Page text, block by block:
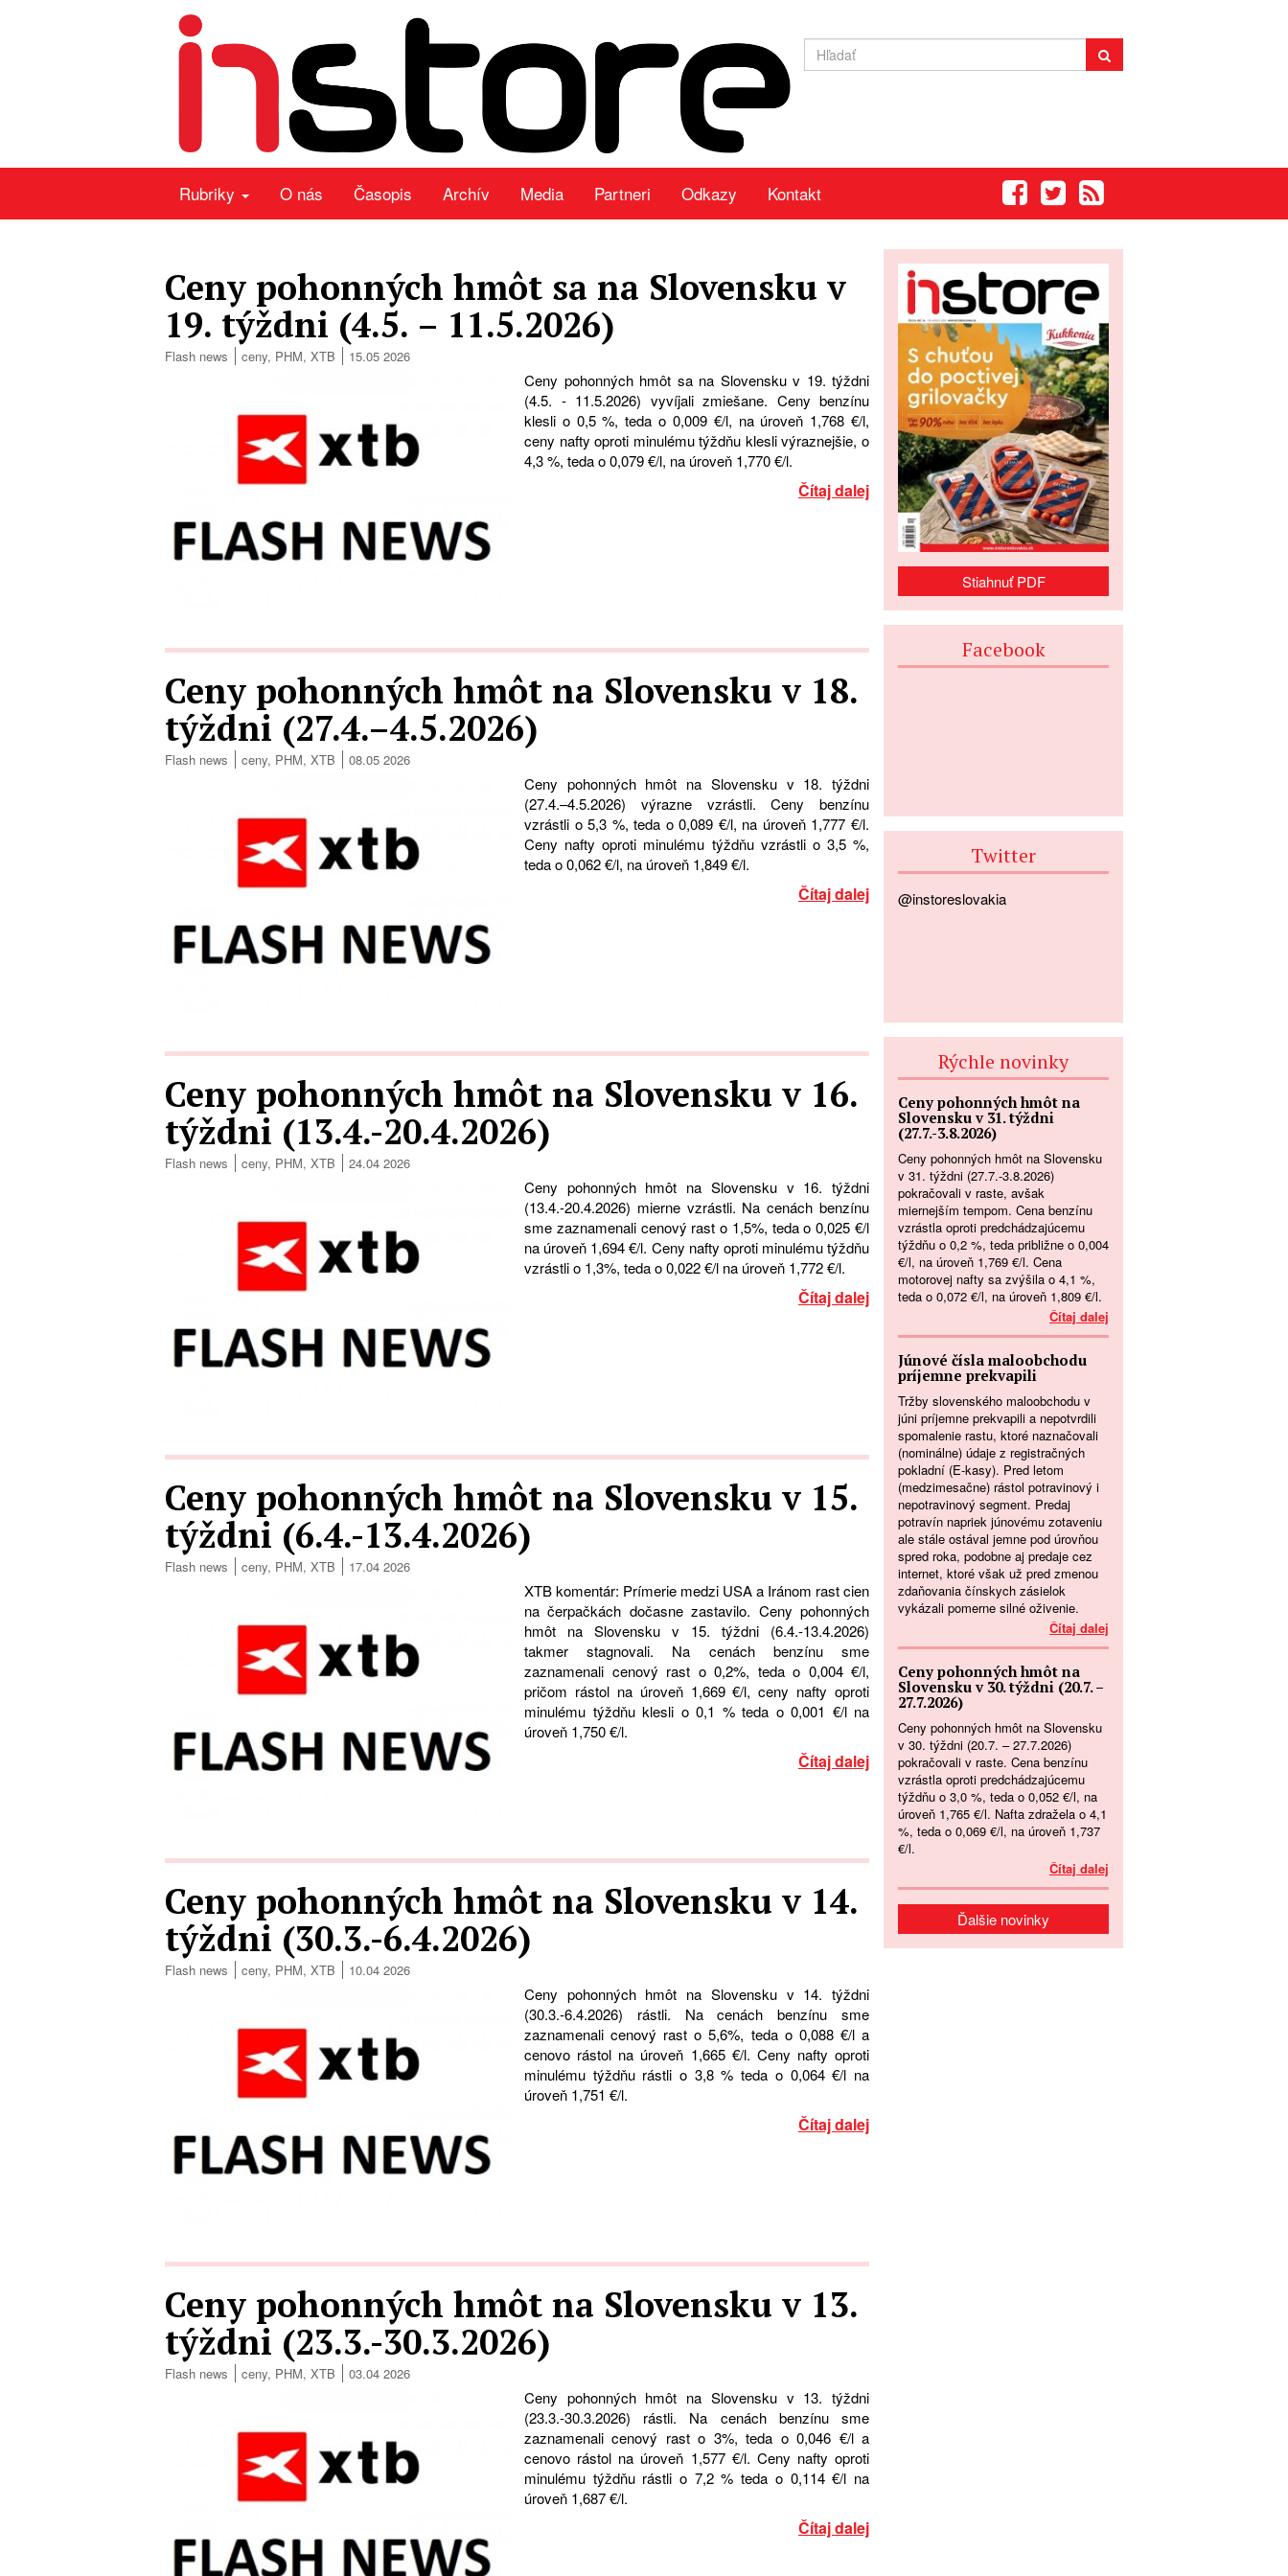
Rubriky O nás Časopis Archív Media Partneri Odkazy Kontakt
Ceny pohonných hmôt sa na Slovensku v
19. týždni (4.5. – 11.5.2026)
Flash news ceny, PHM, XTB 15.05 2026
Ceny pohonných hmôt sa na Slovensku v 19. týždni
(4.5. - 11.5.2026) vyvíjali zmiešane. Ceny benzínu
klesli o 0,5 %, teda o 0,009 €/l, na úroveň 1,768 €/l,
ceny nafty oproti minulému týždňu klesli výraznejšie, o
4,3 %, teda o 0,079 €/l, na úroveň 1,770 €/l.
Čítaj dalej
Ceny pohonných hmôt na Slovensku v 18.
týždni (27.4.–4.5.2026)
Flash news ceny, PHM, XTB 08.05 2026
Ceny pohonných hmôt na Slovensku v 18. týždni
(27.4.–4.5.2026) výrazne vzrástli. Ceny benzínu
vzrástli o 5,3 %, teda o 0,089 €/l, na úroveň 1,777 €/l.
Ceny nafty oproti minulému týždňu vzrástli o 3,5 %,
teda o 0,062 €/l, na úroveň 1,849 €/l.
Čítaj dalej
Ceny pohonných hmôt na Slovensku v 16.
týždni (13.4.-20.4.2026)
Flash news ceny, PHM, XTB 24.04 2026
Ceny pohonných hmôt na Slovensku v 16. týždni
(13.4.-20.4.2026) mierne vzrástli. Na cenách benzínu
sme zaznamenali cenový rast o 1,5%, teda o 0,025 €/l
na úroveň 1,694 €/l. Ceny nafty oproti minulému týždňu
vzrástli o 1,3%, teda o 0,022 €/l na úroveň 1,772 €/l.
Čítaj dalej
Ceny pohonných hmôt na Slovensku v 15.
týždni (6.4.-13.4.2026)
Flash news ceny, PHM, XTB 17.04 2026
XTB komentár: Prímerie medzi USA a Iránom rast cien
na čerpačkách dočasne zastavilo. Ceny pohonných
hmôt na Slovensku v 15. týždni (6.4.-13.4.2026)
takmer stagnovali. Na cenách benzínu sme
zaznamenali cenový rast o 0,2%, teda o 0,004 €/l,
pričom rástol na úroveň 1,669 €/l, ceny nafty oproti
minulému týždňu klesli o 0,1 % teda o 0,001 €/l na
úroveň 1,750 €/l.
Čítaj dalej
Ceny pohonných hmôt na Slovensku v 14.
týždni (30.3.-6.4.2026)
Flash news ceny, PHM, XTB 10.04 2026
Ceny pohonných hmôt na Slovensku v 14. týždni
(30.3.-6.4.2026) rástli. Na cenách benzínu sme
zaznamenali cenový rast o 5,6%, teda o 0,088 €/l a
cenovo rástol na úroveň 1,665 €/l. Ceny nafty oproti
minulému týždňu rástli o 3,8 % teda o 0,064 €/l na
úroveň 1,751 €/l.
Čítaj dalej
Ceny pohonných hmôt na Slovensku v 13.
týždni (23.3.-30.3.2026)
Flash news ceny, PHM, XTB 03.04 2026
Ceny pohonných hmôt na Slovensku v 13. týždni
(23.3.-30.3.2026) rástli. Na cenách benzínu sme
zaznamenali cenový rast o 3%, teda o 0,046 €/l a
cenovo rástol na úroveň 1,577 €/l. Ceny nafty oproti
minulému týždňu rástli o 7,2 % teda o 0,114 €/l na
úroveň 1,687 €/l.
Čítaj dalej
Stiahnuť PDF
Facebook
Twitter
@instoreslovakia
Rýchle novinky
Ceny pohonných hmôt na
Slovensku v 31. týždni
(27.7.-3.8.2026)
Ceny pohonných hmôt na Slovensku
v 31. týždni (27.7.-3.8.2026)
pokračovali v raste, avšak
miernejším tempom. Cena benzínu
vzrástla oproti predchádzajúcemu
týždňu o 0,2 %, teda približne o 0,004
€/l, na úroveň 1,769 €/l. Cena
motorovej nafty sa zvýšila o 4,1 %,
teda o 0,072 €/l, na úroveň 1,809 €/l.
Čítaj dalej
Júnové čísla maloobchodu
príjemne prekvapili
Tržby slovenského maloobchodu v
júni príjemne prekvapili a nepotvrdili
spomalenie rastu, ktoré naznačovali
(nominálne) údaje z registračných
pokladní (E-kasy). Pred letom
(medzimesačne) rástol potravinový i
nepotravinový segment. Predaj
potravín napriek júnovému zotaveniu
ale stále ostával jemne pod úrovňou
spred roka, podobne aj predaje cez
internet, ktoré však už pred zmenou
zdaňovania čínskych zásielok
vykázali pomerne silné oživenie.
Čítaj dalej
Ceny pohonných hmôt na
Slovensku v 30. týždni (20.7. –
27.7.2026)
Ceny pohonných hmôt na Slovensku
v 30. týždni (20.7. – 27.7.2026)
pokračovali v raste. Cena benzínu
vzrástla oproti predchádzajúcemu
týždňu o 3,0 %, teda o 0,052 €/l, na
úroveň 1,765 €/l. Nafta zdražela o 4,1
%, teda o 0,069 €/l, na úroveň 1,737
€/l.
Čítaj dalej
Ďalšie novinky